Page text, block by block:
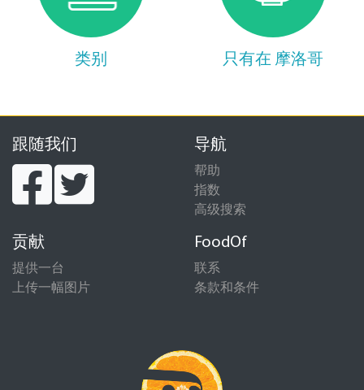
类别 只有在 摩洛哥
跟随我们 导航
帮助
指数
高级搜索
贡献
提供一台
上传一幅图片
FoodOf
联系
条款和条件